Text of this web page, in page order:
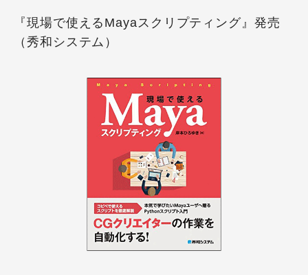
『現場で使えるMayaスクリプティング』発売
（秀和システム）